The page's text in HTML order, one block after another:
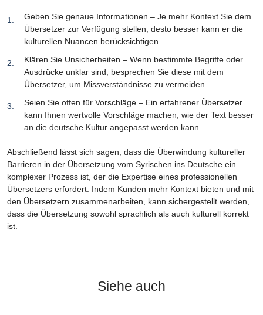
Geben Sie genaue Informationen – Je mehr Kontext Sie dem
Übersetzer zur Verfügung stellen, desto besser kann er die
kulturellen Nuancen berücksichtigen.
Klären Sie Unsicherheiten – Wenn bestimmte Begriffe oder
Ausdrücke unklar sind, besprechen Sie diese mit dem
Übersetzer, um Missverständnisse zu vermeiden.
Seien Sie offen für Vorschläge – Ein erfahrener Übersetzer
kann Ihnen wertvolle Vorschläge machen, wie der Text besser
an die deutsche Kultur angepasst werden kann.
Abschließend lässt sich sagen, dass die Überwindung kultureller
Barrieren in der Übersetzung vom Syrischen ins Deutsche ein
komplexer Prozess ist, der die Expertise eines professionellen
Übersetzers erfordert. Indem Kunden mehr Kontext bieten und mit
den Übersetzern zusammenarbeiten, kann sichergestellt werden,
dass die Übersetzung sowohl sprachlich als auch kulturell korrekt
ist.
Siehe auch